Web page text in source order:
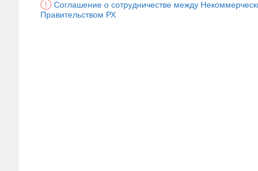
Соглашение о сотрудничестве между
Правительством РХ